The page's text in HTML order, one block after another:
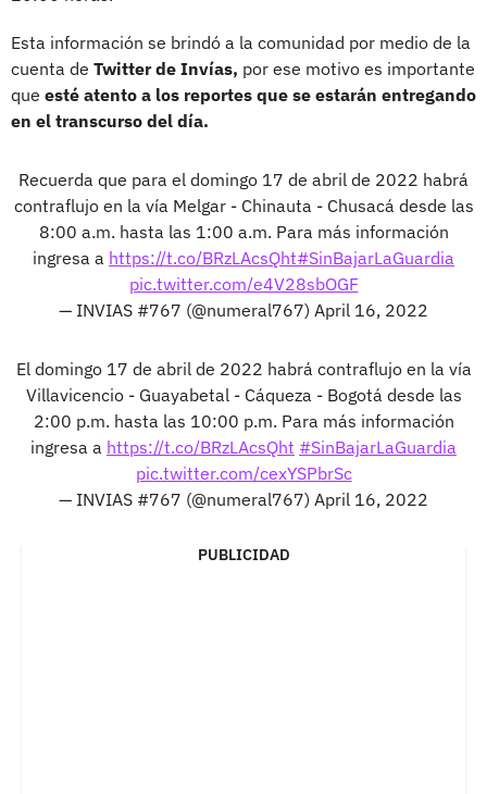
Esta información se brindó a la comunidad por medio de la
cuenta de Twitter de Invías, por ese motivo es importante
que esté atento a los reportes que se estarán entregando
en el transcurso del día.
Recuerda que para el domingo 17 de abril de 2022 habrá
contraflujo en la vía Melgar - Chinauta - Chusacá desde las
8:00 a.m. hasta las 1:00 a.m. Para más información
ingresa a https://t.co/BRzLAcsQht#SinBajarLaGuardia
pic.twitter.com/e4V28sbOGF
— INVIAS #767 (@numeral767) April 16, 2022
El domingo 17 de abril de 2022 habrá contraflujo en la vía
Villavicencio - Guayabetal - Cáqueza - Bogotá desde las
2:00 p.m. hasta las 10:00 p.m. Para más información
ingresa a https://t.co/BRzLAcsQht #SinBajarLaGuardia
pic.twitter.com/cexYSPbrSc
— INVIAS #767 (@numeral767) April 16, 2022
PUBLICIDAD